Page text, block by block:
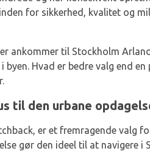
for sikkerhed, kvalitet og
ankommer til Stockholm
Hvad er bedre valg end
til den urbane
er et fremragende valg
gør den ideel til at navigere